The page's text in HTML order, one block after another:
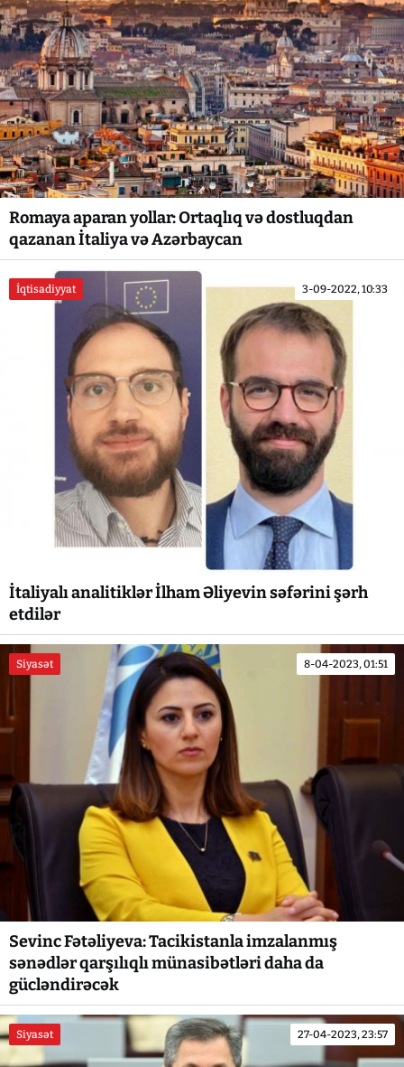
Romaya aparan yollar: Ortaqlıq və dostluqdan
qazanan İtaliya və Azərbaycan
İqtisadiyyat 3-09-2022, 10:33
İtaliyalı analitiklər İlham Əliyevin səfərini şərh
etdilər
Siyasət 8-04-2023, 01:51
Sevinc Fətəliyeva: Tacikistanla imzalanmış
sənədlər qarşılıqlı münasibətləri daha da
gücləndirəcək
Siyasət 27-04-2023, 23:57